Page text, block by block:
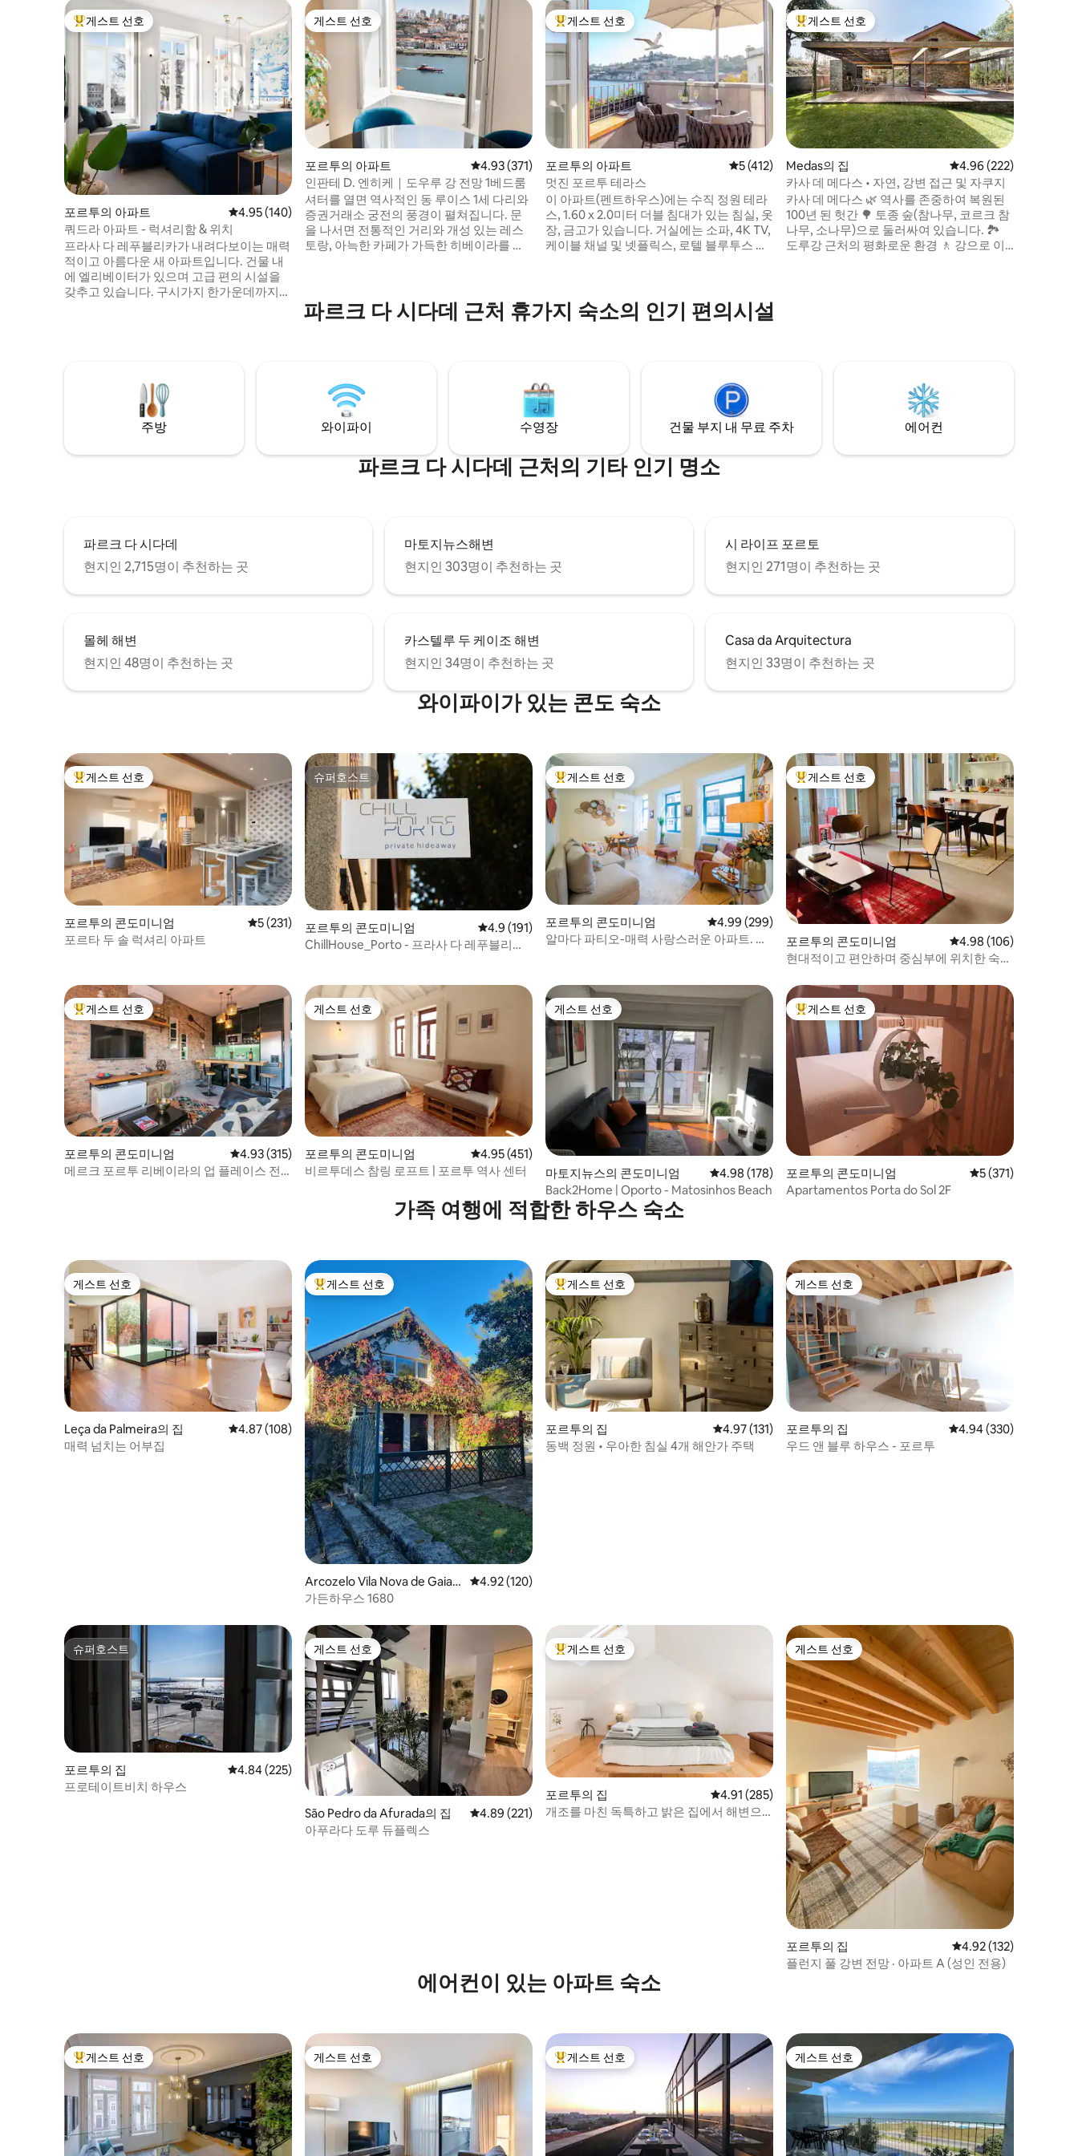
상위 게스트 선호
게스트 선호
포르투의 아파트 평점 4.95점(5점 만점), 후기 140개
4.95 (140)
쿼드라 아파트 - 럭셔리함 & 위치
프라사 다 레푸블리카가 내려다보이는 매력
적이고 아름다운 새 아파트입니다. 건물 내
에 엘리베이터가 있으며 고급 편의 시설을
갖추고 있습니다. 구시가지 한가운데까지
일부가 아기인 경우에도 마찬가지입니다.)
이 숙소가 여행에 적합하지 않은 경우, 제 프
로필에서 다른 숙소를 확인해 주세요.
게스트 선호
게스트 선호
포르투의 아파트 평점 4.93점(5점 만점), 후기 371개
4.93 (371)
인판테 D. 엔히케｜도우루 강 전망 1베드룸
셔터를 열면 역사적인 동 루이스 1세 다리와
증권거래소 궁전의 풍경이 펼쳐집니다. 문
을 나서면 전통적인 거리와 개성 있는 레스
토랑, 아늑한 카페가 가득한 히베이라를 바
역에 위치해 있어 주요 관광지, 레스토랑,
바, 상점들이 모두 도보 거리에 있습니다. 어
상위 게스트 선호
게스트 선호
포르투의 아파트 평점 5점(5점 만점), 후기 412개
5 (412)
멋진 포르투 테라스
이 아파트(펜트하우스)에는 수직 정원 테라
스, 1.60 x 2.0미터 더블 침대가 있는 침실, 옷
장, 금고가 있습니다. 거실에는 소파, 4K TV,
케이블 채널 및 넷플릭스, 로텔 블루투스 사
터, 주전자, 네스프레소. 비데와 샤워기, 헤
어드라이어, 어메니티(샤워젤, 샴푸, 바디크
상위 게스트 선호
게스트 선호
Medas의 집 평점 4.96점(5점 만점),
4.96 (222)
카사 데 메다스 • 자연, 강변 접근 및 자쿠지
카사 데 메다스 🌿 역사를 존중하여 복원된
100년 된 헛간 🌳 토종 숲(참나무, 코르크 참
나무, 소나무)으로 둘러싸여 있습니다. 🏞️
도루강 근처의 평화로운 환경 🚶 강으로 이
파르크 다 시다데 근처 휴가지 숙소의 인기 편의시설
주방 와이파이 수영장 건물 부지 내 무료 주차 에어컨
파르크 다 시다데 근처의 기타 인기 명소
파르크 다 시다데
현지인 2,715명이 추천하는 곳
마토지뉴스해변
현지인 303명이 추천하는 곳
시 라이프 포르토
현지인 271명이 추천하는 곳
몰헤 해변
현지인 48명이 추천하는 곳
카스텔루 두 케이조 해변
현지인 34명이 추천하는 곳
Casa da Arquitectura
현지인 33명이 추천하는 곳
와이파이가 있는 콘도 숙소
상위 게스트 선호
게스트 선호
포르투의 콘도미니엄 평점 5점(5점 만점), 후기 231개
5 (231)
포르타 두 솔 럭셔리 아파트
슈퍼호스트
슈퍼호스트
포르투의 콘도미니엄 평점 4.9점(5점 만점), 후기 191개
4.9 (191)
ChillHouse_Porto - 프라사 다 레푸블리카
상위 게스트 선호
게스트 선호
포르투의 콘도미니엄 평점 4.99점(5점 만점), 후기 299개
4.99 (299)
알마다 파티오-매력 사랑스러운 아파트. 최
상위 게스트 선호
게스트 선호
포르투의 콘도미니엄 평점 4.98점(5점 만점),
4.98 (106)
현대적이고 편안하며 중심부에 위치한 숙소
상위 게스트 선호
게스트 선호
포르투의 콘도미니엄 평점 4.93점(5점 만점), 후기 315개
4.93 (315)
메르크 포르투 리베이라의 업 플레이스 전
게스트 선호
게스트 선호
포르투의 콘도미니엄 평점 4.95점(5점 만점), 후기 451개
4.95 (451)
비르투데스 참링 로프트 | 포르투 역사 센터
게스트 선호
게스트 선호
마토지뉴스의 콘도미니엄 평점 4.98점(5점 만점), 후기 178개
4.98 (178)
Back2Home | Oporto - Matosinhos Beach
상위 게스트 선호
게스트 선호
포르투의 콘도미니엄 평점 5점(5점 만점),
5 (371)
Apartamentos Porta do Sol 2F
가족 여행에 적합한 하우스 숙소
게스트 선호
게스트 선호
Leça da Palmeira의 집 평점 4.87점(5점 만점), 후기 108개
4.87 (108)
매력 넘치는 어부집
상위 게스트 선호
게스트 선호
Arcozelo Vila Nova de Gaia
의 집
평점 4.92점(5점 만점), 후기 120개
4.92 (120)
가든하우스 1680
상위 게스트 선호
게스트 선호
포르투의 집 평점 4.97점(5점 만점), 후기 131개
4.97 (131)
동백 정원 • 우아한 침실 4개 해안가 주택
게스트 선호
게스트 선호
포르투의 집 평점 4.94점(5점 만점),
4.94 (330)
우드 앤 블루 하우스 - 포르투
슈퍼호스트
슈퍼호스트
포르투의 집 평점 4.84점(5점 만점), 후기 225개
4.84 (225)
프로테이트비치 하우스
게스트 선호
게스트 선호
São Pedro da Afurada의 집 평점 4.89점(5점 만점), 후기 221개
4.89 (221)
아푸라다 도루 듀플렉스
상위 게스트 선호
게스트 선호
포르투의 집 평점 4.91점(5점 만점), 후기 285개
4.91 (285)
개조를 마친 독특하고 밝은 집에서 해변으
게스트 선호
게스트 선호
포르투의 집 평점 4.92점(5점 만점),
4.92 (132)
플런지 풀 강변 전망 · 아파트 A (성인 전용)
에어컨이 있는 아파트 숙소
상위 게스트 선호
게스트 선호 게스트 선호
게스트 선호 상위 게스트 선호
게스트 선호 게스트 선호
게스트 선호